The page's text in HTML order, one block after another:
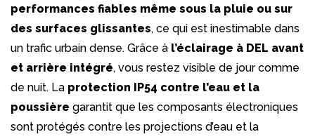
performances fiables même sous la pluie ou sur
des surfaces glissantes, ce qui est inestimable dans
un trafic urbain dense. Grâce à l’éclairage à DEL avant
et arrière intégré, vous restez visible de jour comme
de nuit. La protection IP54 contre l’eau et la
poussière garantit que les composants électroniques
sont protégés contre les projections d’eau et la